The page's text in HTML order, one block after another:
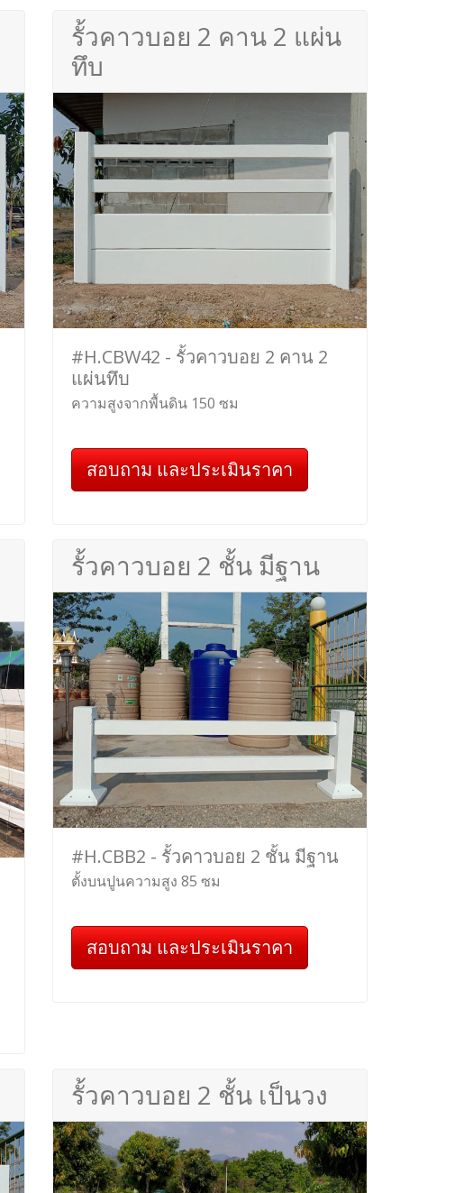
รั้วคาวบอย 2 คาน 2 แผ่น
ทึบ
#H.CBW42 - รั้วคาวบอย 2 คาน 2
แผ่นทึบ
ความสูงจากพื้นดิน 150 ซม
สอบถาม และประเมินราคา
รั้วคาวบอย 2 ชั้น มีฐาน
#H.CBB2 - รั้วคาวบอย 2 ชั้น มีฐาน
ตั้งบนปูนความสูง 85 ซม
สอบถาม และประเมินราคา
รั้วคาวบอย 2 ชั้น เป็นวง